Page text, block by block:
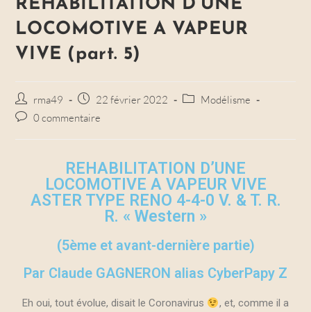
REHABILITATION D’UNE
LOCOMOTIVE A VAPEUR
VIVE (part. 5)
rma49 22 février 2022
Modélisme
0 commentaire
REHABILITATION D’UNE
LOCOMOTIVE A VAPEUR VIVE
ASTER TYPE RENO 4-4-0 V. & T. R.
R. « Western »
(5ème et avant-dernière partie)
Par Claude GAGNERON alias CyberPapy Z
Eh oui, tout évolue, disait le Coronavirus
, et, comme il a